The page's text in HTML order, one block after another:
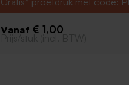
Vanaf € 1,00
Prijs/stuk (incl. BTW)